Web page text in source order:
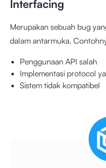
Interfacing
Merupakan sebuah bug
dalam antarmuka.
Penggunaan API salah
Implementasi protocol
Sistem tidak kompatibel